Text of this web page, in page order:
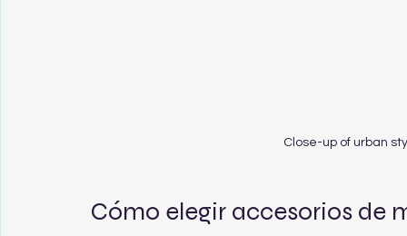
Close-up of urban
Cómo elegir accesorios de